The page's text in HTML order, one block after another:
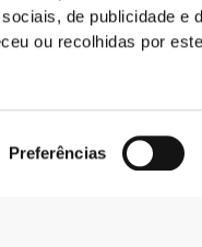
de publicidade e
ou recolhidas por
Preferências